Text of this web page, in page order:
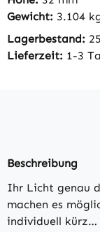
Gewicht: 3.104
Lagerbestand: 25
Lieferzeit: 1-3
Beschreibung
Ihr Licht genau
machen es
individuell kürz…